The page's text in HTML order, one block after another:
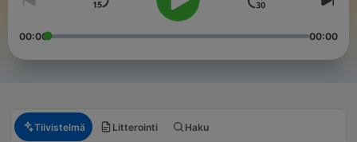
00:00 00:00
Tiivistelmä Litterointi Haku